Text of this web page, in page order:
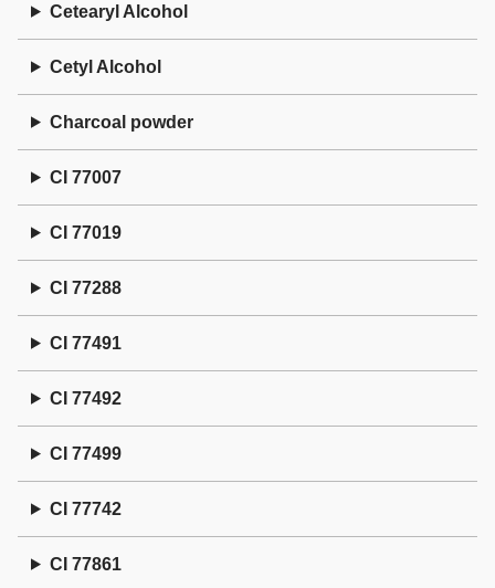
Cetearyl Alcohol
Cetyl Alcohol
Charcoal powder
CI 77007
CI 77019
CI 77288
CI 77491
CI 77492
CI 77499
CI 77742
CI 77861